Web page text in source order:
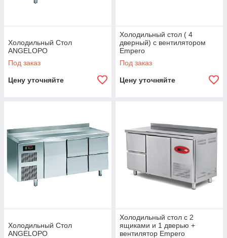
Холодильный Стол
ANGELOPO
Под заказ
Цену уточняйте
Холодильный стол ( 4
дверный) с вентилятором
Empero
Под заказ
Цену уточняйте
Холодильный Стол
ANGELOPO
Холодильный стол с 2
ящиками и 1 дверью +
вентилятор Empero